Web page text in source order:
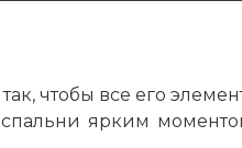
чтобы все его
ярким